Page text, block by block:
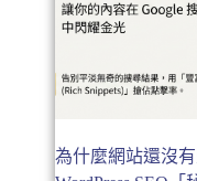
為什麼網站還沒